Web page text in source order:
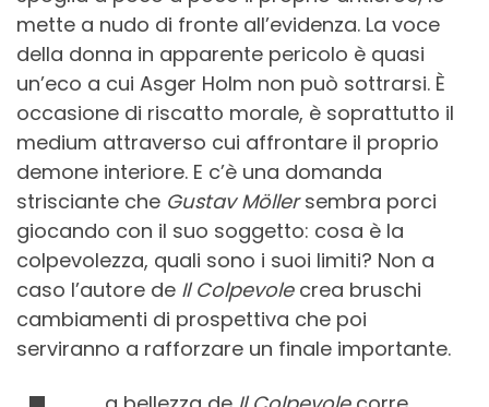
mette a nudo di fronte all’evidenza. La voce
della donna in apparente pericolo è quasi
un’eco a cui Asger Holm non può sottrarsi. È
occasione di riscatto morale, è soprattutto il
medium attraverso cui affrontare il proprio
demone interiore. E c’è una domanda
strisciante che Gustav Möllersembra porci
giocando con il suo soggetto: cosa è la
colpevolezza, quali sono i suoi limiti? Non a
caso l’autore de Il Colpevolecrea bruschi
cambiamenti di prospettiva che poi
serviranno a rafforzare un finale importante.